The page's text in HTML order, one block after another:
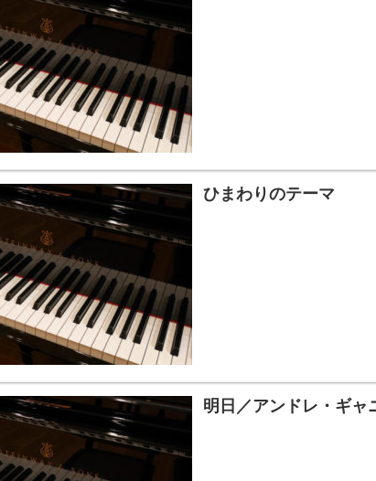
ひまわりのテーマ
明日／アンドレ・ギャ